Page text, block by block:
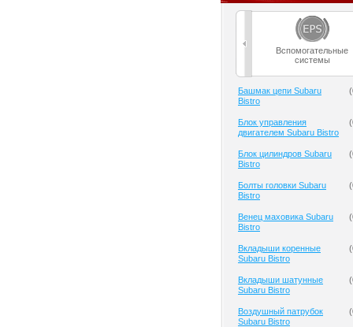
Вспомогательные
системы
Башмак цепи Subaru
Bistro
(
Блок управления
двигателем Subaru Bistro
(
Блок цилиндров Subaru
Bistro
(
Болты головки Subaru
Bistro
(
Венец маховика Subaru
Bistro
(
Вкладыши коренные
Subaru Bistro
(
Вкладыши шатунные
Subaru Bistro
(
Воздушный патрубок
Subaru Bistro
(